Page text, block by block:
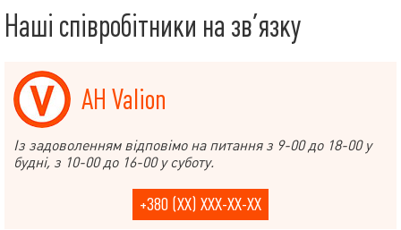
Наші співробітники на зв’язку
АН Valion
Із задоволенням відповімо на питання з 9-00 до 18-00 у
будні, з 10-00 до 16-00 у суботу.
+380 (XX) XXX-XX-XX